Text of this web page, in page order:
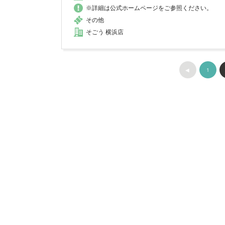
※詳細は公式ホームページをご参照ください。
その他
そごう 横浜店
◀︎ 1